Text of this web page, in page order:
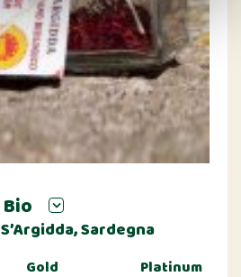
Sardegna
Gold Platinum